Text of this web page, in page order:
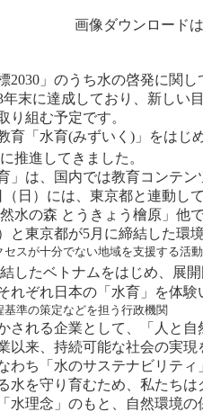
画像ダウンロード
」のうち水の啓発に関
末に達成しており、新し
り組む予定です。
「水育(みずいく)」をはじ
推進してきました。
は、国内では教育コンテ
日）には、東京都と連動
水の森 とうきょう檜原」
と東京都が5月に締結した
スが十分でない地域を支援する活動
したベトナムをはじめ、展
れぞれ日本の「水育」を体
準の策定などを担う行政機関
れる企業として、「人と
来、持続可能な社会の実現
ち「水のサステナビリテ
水を守り育むため、私たち
水理念」のもと、自然環境